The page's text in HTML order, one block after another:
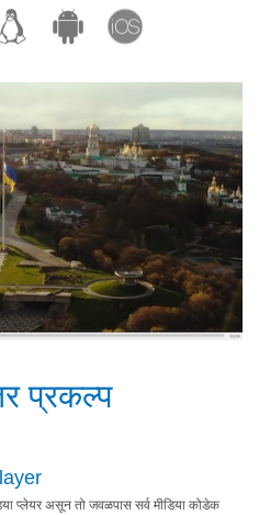
प्रकल्प
प्लेयर असून तो जवळपास सर्व मीडिया कोडेक